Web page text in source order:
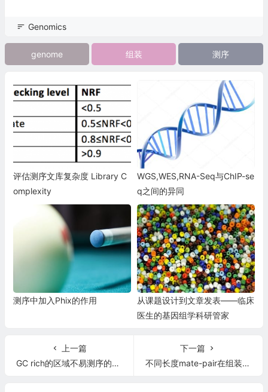
Genomics
genome 组装 测序
评估测序文库复杂度 Library C
omplexity
WGS,WES,RNA-Seq与ChIP-se
q之间的异同
测序中加入Phix的作用
从课题设计到文章发表——临床
医生的基因组学科研管家
上一篇
GC rich的区域不易测序的原因
下一篇
不同长度mate-pair在组装上之差异